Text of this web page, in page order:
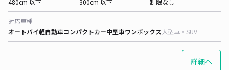
480cm 以下
300cm 以下
制限なし
対応車種
オートバイ軽自動車コンパクトカー中型車ワンボックス大型車・SUV
詳細へ